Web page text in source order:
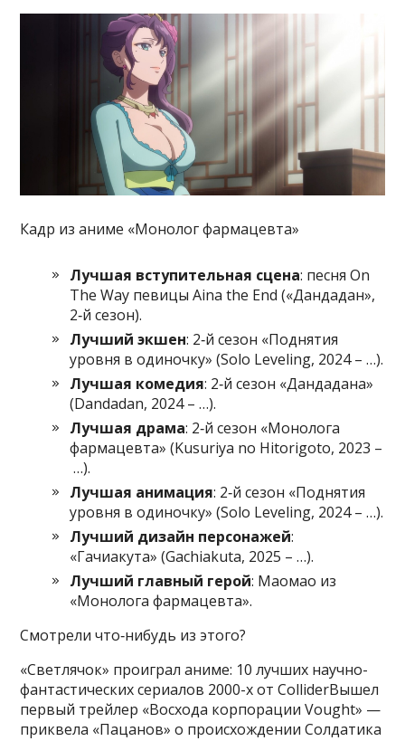
Кадр из аниме «Монолог фармацевта»
Лучшая вступительная сцена: песня On
The Way певицы Aina the End («Дандадан»,
2‑й сезон).
Лучший экшен: 2‑й сезон «Поднятия
уровня в одиночку» (Solo Leveling, 2024 – …).
Лучшая комедия: 2‑й сезон «Дандадана»
(Dandadan, 2024 – …).
Лучшая драма: 2‑й сезон «Монолога
фармацевта» (Kusuriya no Hitorigoto, 2023 –
…).
Лучшая анимация: 2‑й сезон «Поднятия
уровня в одиночку» (Solo Leveling, 2024 – …).
Лучший дизайн персонажей:
«Гачиакута» (Gachiakuta, 2025 – …).
Лучший главный герой: Маомао из
«Монолога фармацевта».
Смотрели что‑нибудь из этого?
«Светлячок» проиграл аниме: 10 лучших научно-
фантастических сериалов 2000-х от ColliderВышел
первый трейлер «Восхода корпорации Vought» —
приквела «Пацанов» о происхождении Солдатика